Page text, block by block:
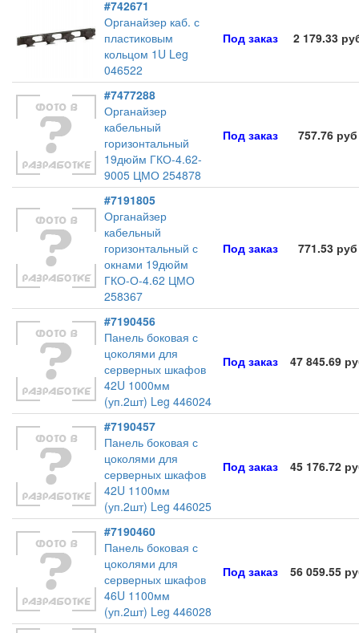
#742671
Органайзер каб. с
пластиковым
кольцом 1U Leg
046522
Под заказ 2 179.33
#7477288
Органайзер
кабельный
горизонтальный
19дюйм ГКО-4.62-
9005 ЦМО 254878
Под заказ 757.76 руб
#7191805
Органайзер
кабельный
горизонтальный с
окнами 19дюйм
ГКО-О-4.62 ЦМО
258367
Под заказ 771.53 руб
#7190456
Панель боковая с
цоколями для
серверных шкафов
42U 1000мм
(уп.2шт) Leg 446024
Под заказ 47 845.69
#7190457
Панель боковая с
цоколями для
серверных шкафов
42U 1100мм
(уп.2шт) Leg 446025
Под заказ 45 176.72
#7190460
Панель боковая с
цоколями для
серверных шкафов
46U 1100мм
(уп.2шт) Leg 446028
Под заказ 56 059.55